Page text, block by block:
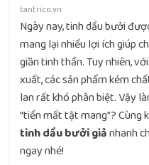
tantrico.vn
Ngày nay, tinh dầu bưởi
mang lại nhiều lợi ích giúp
giãn tinh thần. Tuy nhiên,
xuất, các sản phẩm kém
lan rất khó phân biệt. Vậy
“tiền mất tật mang”? Cùng
tinh dầu bưởi giảnhanh
ngay nhé!